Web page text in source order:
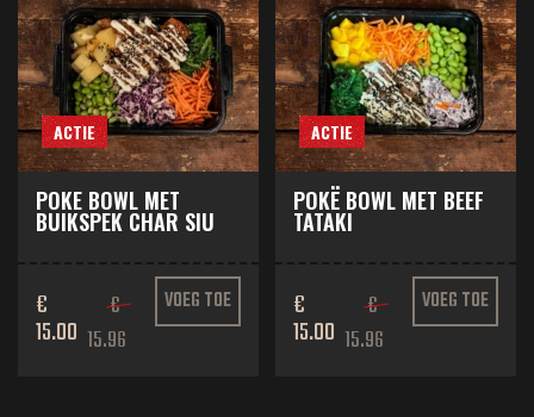
ACTIE
POKE BOWL MET
BUIKSPEK CHAR SIU
€
15.00
€
15.96
VOEG TOE
ACTIE
POKË BOWL MET BEEF
TATAKI
€
15.00
€
15.96
VOEG TOE